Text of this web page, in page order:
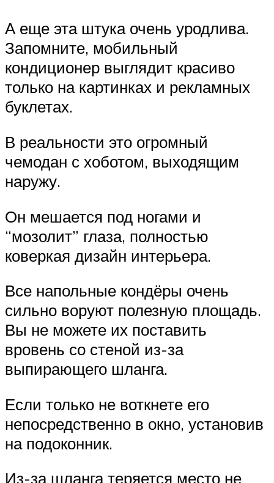
А еще эта штука очень уродлива.
Запомните, мобильный
кондиционер выглядит красиво
только на картинках и рекламных
буклетах.
В реальности это огромный
чемодан с хоботом, выходящим
наружу.
Он мешается под ногами и
“мозолит” глаза, полностью
коверкая дизайн интерьера.
Все напольные кондёры очень
сильно воруют полезную площадь.
Вы не можете их поставить
вровень со стеной из-за
выпирающего шланга.
Если только не воткнете его
непосредственно в окно, установив
на подоконник.
Из-за шланга теряется место не